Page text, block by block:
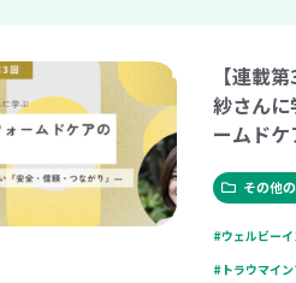
【連載
紗さん
ームド
つながり
その他
#ウェルビー
#トラウマイ